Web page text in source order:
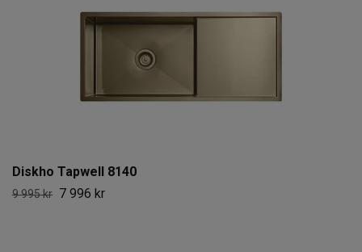
Diskho Tapwell 8140
9 995 kr 7 996 kr